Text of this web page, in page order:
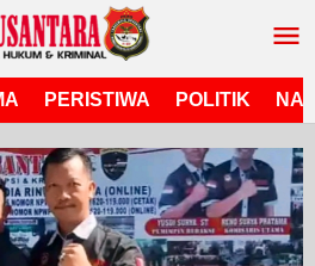
PERISTIWA POLITIK